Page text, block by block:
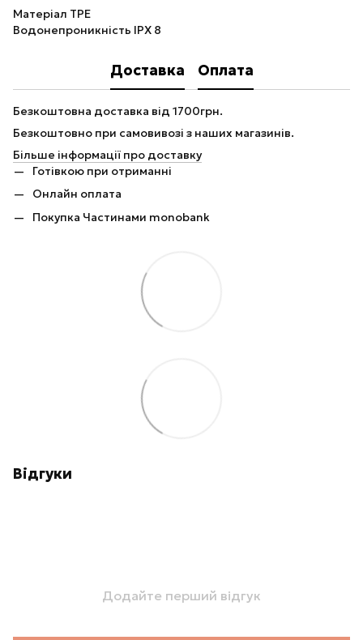
Матеріал TPE
Водонепроникність IPX 8
Доставка Оплата
Безкоштовна доставка від 1700грн.
Безкоштовно при самовивозі з наших магазинів.
Більше інформації про доставку
Готівкою при отриманні
Онлайн оплата
Покупка Частинами monobank
Відгуки
Додайте перший відгук